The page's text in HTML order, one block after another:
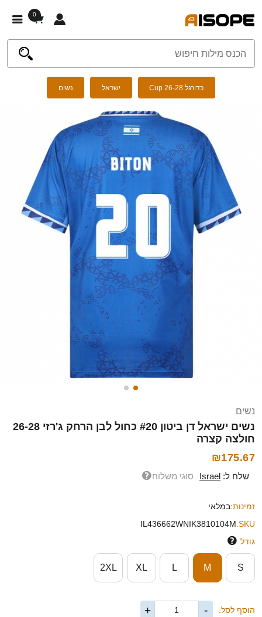
0
כדורגל Cup 26-28 ישראל נשים
נשים
נשים ישראל דן ביטון #20 כחול לבן הרחק ג'רזי 26-28
חולצה קצרה
₪175.67
שלח ל: Israel סוגי משלוח
זמינות:במלאי
SKU:
IL436662WNIK3810104M
גודל
S
M
L
XL
2XL
הוסף לסל: -
+